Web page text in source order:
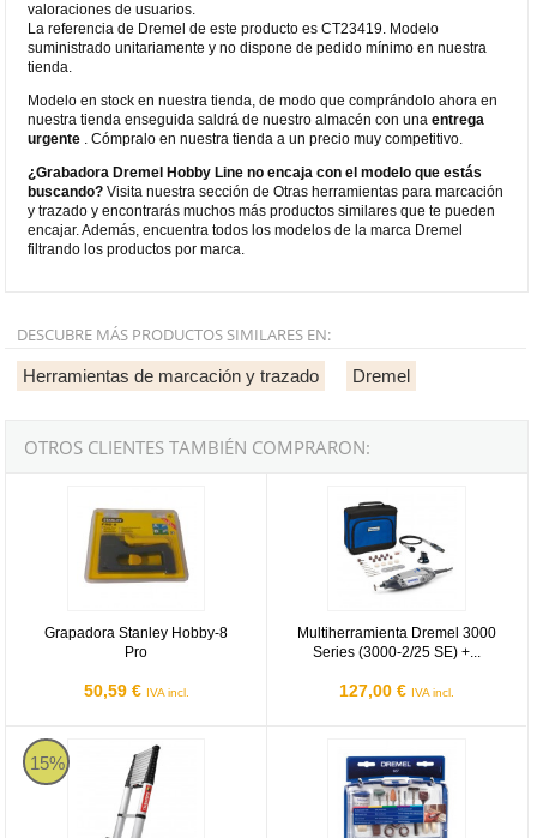
valoraciones de usuarios.
La referencia de Dremel de este producto es CT23419. Modelo
suministrado unitariamente y no dispone de pedido mínimo en nuestra
tienda.
Modelo en stock en nuestra tienda, de modo que comprándolo ahora en
nuestra tienda enseguida saldrá de nuestro almacén con unaentrega
urgente . Cómpralo en nuestra tienda a un precio muy competitivo.
¿Grabadora Dremel Hobby Line no encaja con el modelo que estás
buscando? Visita nuestra sección de Otras herramientas para marcación
y trazado y encontrarás muchos más productos similares que te pueden
encajar. Además, encuentra todos los modelos de la marca Dremel
filtrando los productos por marca.
DESCUBRE MÁS PRODUCTOS SIMILARES EN:
Herramientas de marcación y trazado Dremel
OTROS CLIENTES TAMBIÉN COMPRARON:
Grapadora Stanley Hobby-8
Pro
50,59 € IVA incl.
Multiherramienta Dremel 3000
Series (3000-2/25 SE) +...
127,00 € IVA incl.
15%
Escalera telescópica ultracompacta 1 tramo Telesteps ECO LINE -